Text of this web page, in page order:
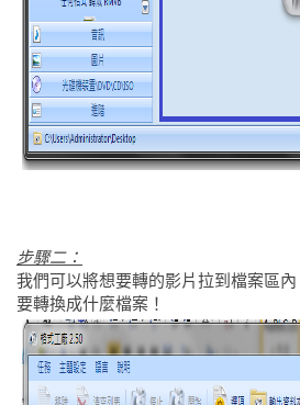
步驟二：
我們可以將想要轉的影片拉到檔案區
要轉換成什麼檔案！